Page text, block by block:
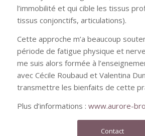
l’immobilité et qui cible les tissus
tissus conjonctifs, articulations).
Cette approche m’a beaucoup
période de fatigue physique et
me suis alors formée à
avec Cécile Roubaud et Valentina
transmettre les bienfaits de cette
Plus d’informations : www.aurore-
Contact